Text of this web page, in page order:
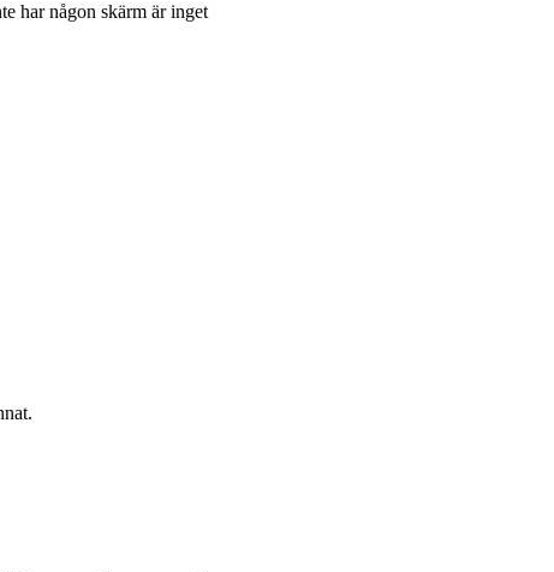
har någon skärm är inget